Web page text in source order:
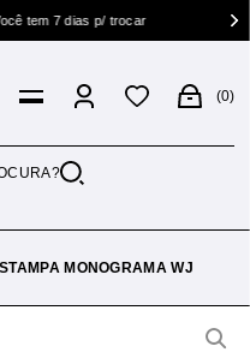
tem 7 dias p/ trocar
0
MONOGRAMA WJ